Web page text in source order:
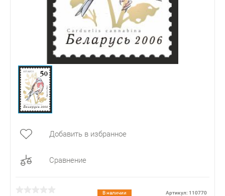
Добавить в избранное
Сравнение
В наличии Артикул: 110770